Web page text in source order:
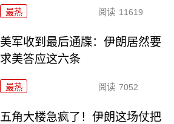
最热 阅读 11619
美军收到最后通牒：伊朗居然要
求美答应这六条
最热 阅读 7052
五角大楼急疯了！伊朗这场仗把